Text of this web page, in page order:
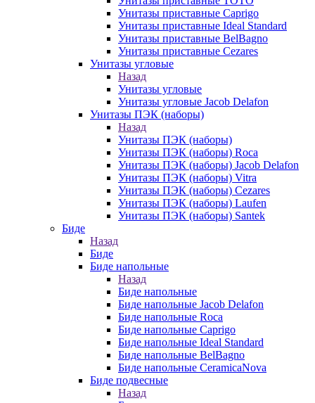
Унитазы приставные Caprigo
Унитазы приставные Ideal Standard
Унитазы приставные BelBagno
Унитазы приставные Cezares
Унитазы угловые
Назад
Унитазы угловые
Унитазы угловые Jacob Delafon
Унитазы ПЭК (наборы)
Назад
Унитазы ПЭК (наборы)
Унитазы ПЭК (наборы) Roca
Унитазы ПЭК (наборы) Jacob Delafon
Унитазы ПЭК (наборы) Vitra
Унитазы ПЭК (наборы) Cezares
Унитазы ПЭК (наборы) Laufen
Унитазы ПЭК (наборы) Santek
Биде
Назад
Биде
Биде напольные
Назад
Биде напольные
Биде напольные Jacob Delafon
Биде напольные Roca
Биде напольные Caprigo
Биде напольные Ideal Standard
Биде напольные BelBagno
Биде напольные CeramicaNova
Биде подвесные
Назад